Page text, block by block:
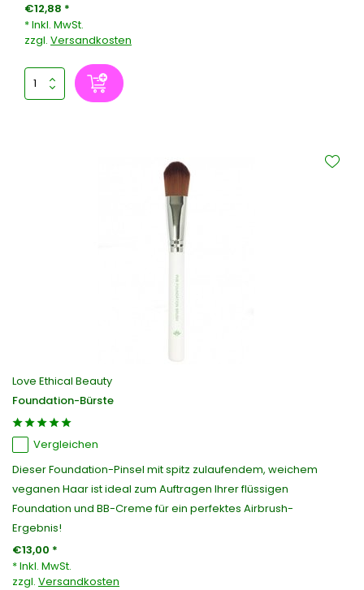
€12,88 *
* Inkl. MwSt.
zzgl. Versandkosten
Love Ethical Beauty
Foundation-Bürste
Vergleichen
Dieser Foundation-Pinsel mit spitz zulaufendem, weichem
veganen Haar ist ideal zum Auftragen Ihrer flüssigen
Foundation und BB-Creme für ein perfektes Airbrush-
Ergebnis!
€13,00 *
* Inkl. MwSt.
zzgl. Versandkosten